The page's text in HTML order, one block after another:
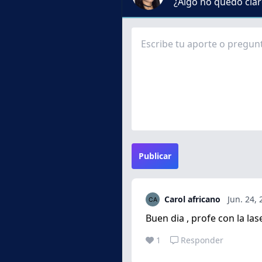
Publicar
Carol africano Jun. 24,
Buen dia , profe con la
1 Responder